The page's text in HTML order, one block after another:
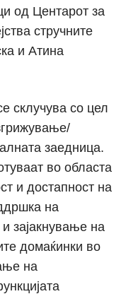
од Центарот за
стручните
и Атина
склучува со цел
заедница.
во областа
и достапност на
на
и зајакнување на
домаќинки во
на